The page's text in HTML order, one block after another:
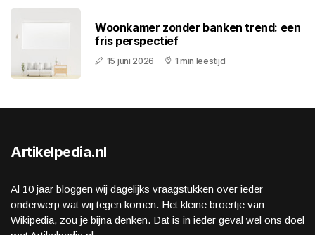
Woonkamer zonder banken trend: een
fris perspectief
15 juni 2026 1 min leestijd
Artikelpedia.nl
Al 10 jaar bloggen wij dagelijks vraagstukken over ieder
onderwerp wat wij tegen komen. Het kleine broertje van
Wikipedia, zou je bijna denken. Dat is in ieder geval wel ons doel